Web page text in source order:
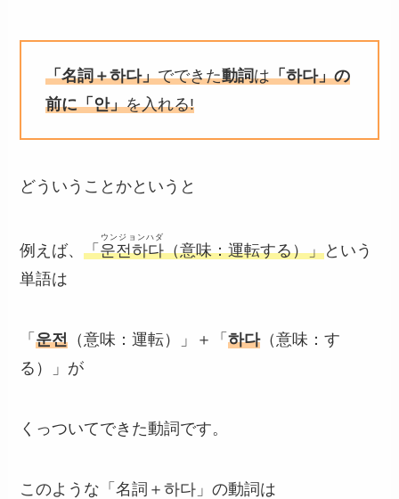
「名詞＋하다」でできた動詞は「하다」の
前に「안」を入れる!
どういうことかというと
例えば、「운전하다
ウンジョンハダ
（意味：運転する）」という
単語は
「운전 （意味：運転）」＋「하다（意味：す
る）」が
くっついてできた動詞です。
このような「名詞＋하다」の動詞は